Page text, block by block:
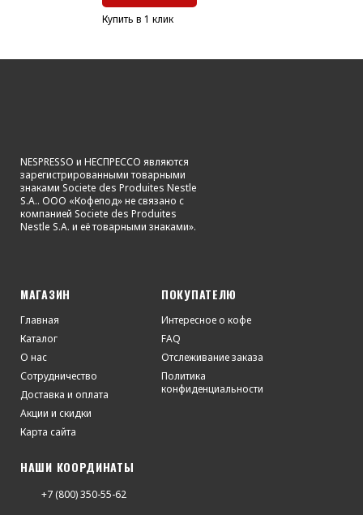
Купить в 1 клик
NESPRESSO и НЕСПРЕССО являются
зарегистрированными товарными
знаками Societe des Produites Nestle
S.A.. ООО «Кофепод» не связано с
компанией Societe des Produites
Nestle S.A. и её товарными знаками».
МАГАЗИН
Главная
Каталог
О нас
Сотрудничество
Доставка и оплата
Акции и скидки
Карта сайта
ПОКУПАТЕЛЮ
Интересное о кофе
FAQ
Отслеживание заказа
Политика
конфиденциальности
НАШИ КООРДИНАТЫ
+7 (800) 350-55-62